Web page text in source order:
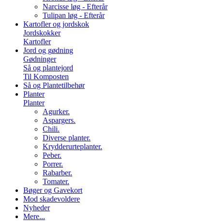
Narcisse løg - Efterår
Tulipan løg - Efterår
Kartofler og jordskok
Jordskokker
Kartofler
Jord og gødning
Gødninger
Så og plantejord
Til Komposten
Så og Plantetilbehør
Planter
Planter
Agurker.
Aspargers.
Chili.
Diverse planter.
Krydderurteplanter.
Peber.
Porrer.
Rabarber.
Tomater.
Bøger og Gavekort
Mod skadevoldere
Nyheder
Mere...